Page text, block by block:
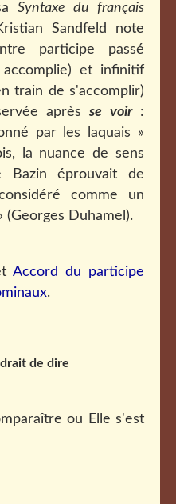
Syntaxe du français
Sandfeld note
participe passé
et infinitif
train de s'accomplir)
aprèsse voir:
par les laquais »
la nuance de sens
éprouvait de
comme un
Duhamel).
Accord du participe
.
de dire
ou Elle s'est